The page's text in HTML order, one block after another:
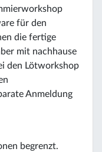
für den
die fertige
mit nachhause
den Lötworkshop
Anmeldung
begrenzt.